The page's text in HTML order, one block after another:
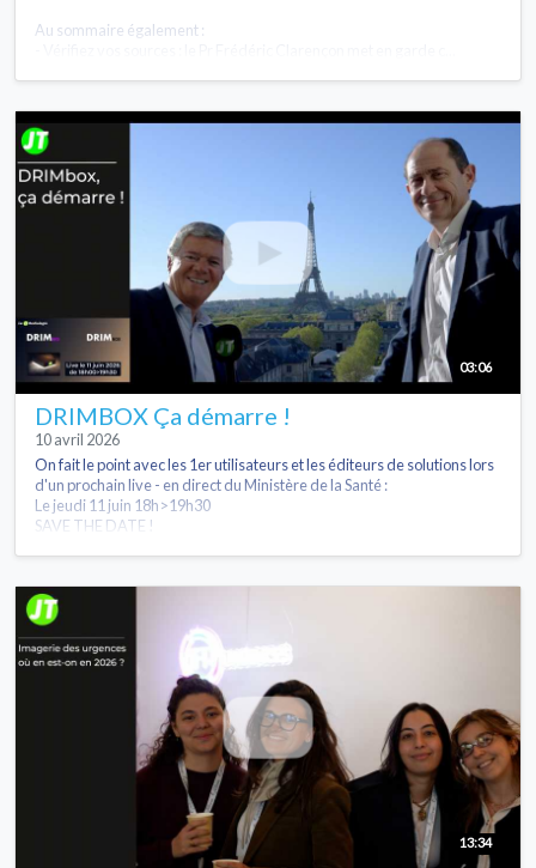
Au sommaire également :
03:06
DRIMBOX Ça démarre !
10 avril 2026
On fait le point avec les 1er utilisateurs et les éditeurs de solutions lors
d'un prochain live - en direct du Ministère de la Santé :
Le jeudi 11 juin 18h>19h30
SAVE THE DATE !
13:34